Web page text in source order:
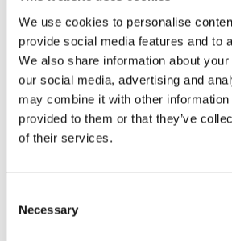
We use cookies to personalise
provide social media features and to
We also share information about
our social media, advertising and
may combine it with other information
provided to them or that they’ve
of their services.
Selection
Necessary
Näringspolitik
Förmåner
Försäkringar
Rådgivning
Tips
Om oss